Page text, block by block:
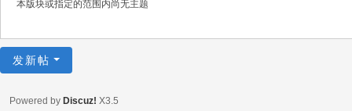
本版块或指定的范围内尚无主题
发新帖
Powered by Discuz! X3.5